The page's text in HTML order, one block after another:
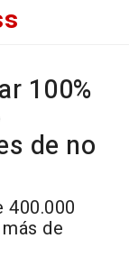
100%
de no
400.000
de